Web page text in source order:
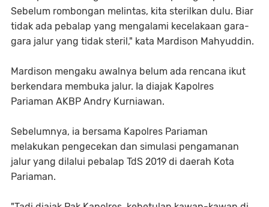
Sebelum rombongan melintas, kita sterilkan dulu. Biar
tidak ada pebalap yang mengalami kecelakaan gara-
gara jalur yang tidak steril," kata Mardison Mahyuddin.
Mardison mengaku awalnya belum ada rencana ikut
berkendara membuka jalur. Ia diajak Kapolres
Pariaman AKBP Andry Kurniawan.
Sebelumnya, ia bersama Kapolres Pariaman
melakukan pengecekan dan simulasi pengamanan
jalur yang dilalui pebalap TdS 2019 di daerah Kota
Pariaman.